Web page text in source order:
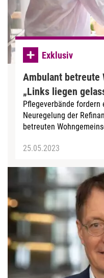
Exklusiv
Ambulant betreute
„Links liegen
Pflegeverbände fordern
Neuregelung der
betreuten
25.05.2023